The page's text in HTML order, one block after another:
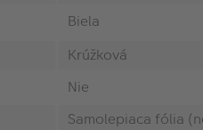
Biela
Krúžková
Nie
Samolepiaca fólia